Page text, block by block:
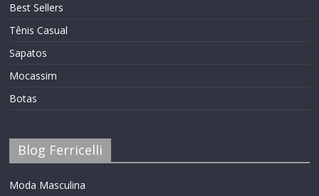
Best Sellers
Tênis Casual
Sapatos
Mocassim
Botas
Blog Ferricelli
Moda Masculina